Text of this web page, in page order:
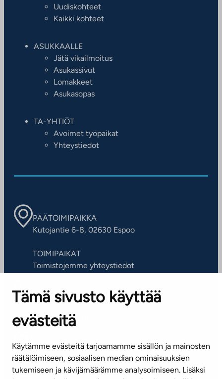
Tämä sivusto käyttää
evästeitä
Käytämme evästeitä tarjoamamme sisällön ja mainosten
räätälöimiseen, sosiaalisen median ominaisuuksien
tukemiseen ja kävijämäärämme analysoimiseen. Lisäksi
Uudiskohteet
Kaikki kohteet
ASUKKAALLE
Jätä vikailmoitus
Asukassivut
Lomakkeet
Asukasopas
TA-YHTIÖT
Avoimet työpaikat
Yhteystiedot
PÄÄTOIMIPAIKKA
Kutojantie 6-8, 02630 Espoo
TOIMIPAIKAT
Toimistojemme yhteystiedot
ASIAKASPALVELUKESKUS
Puh. 045 7734 3777
(arkisin klo 8-16)
info@ta.fi